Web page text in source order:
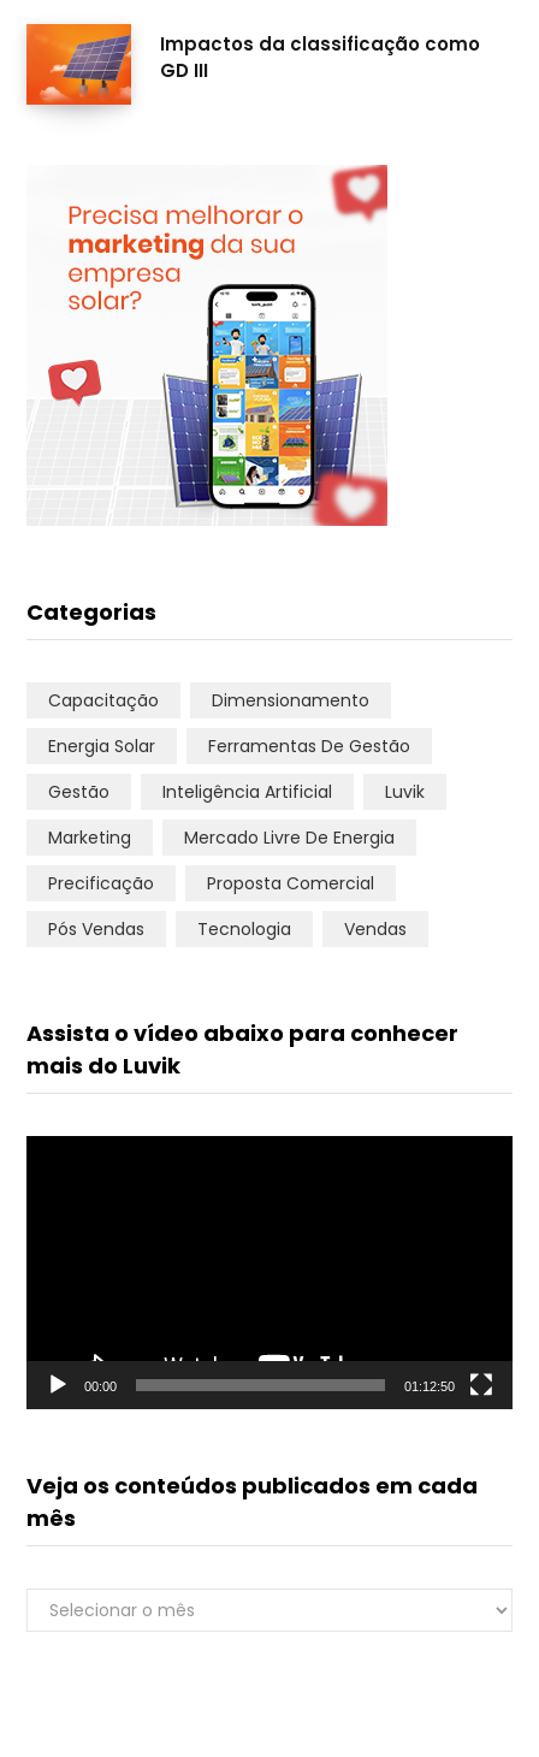
Renato do Luvik
Impactos da classificação como
GD III
Categorias
Capacitação
Dimensionamento
Energia Solar
Ferramentas De Gestão
Gestão
Inteligência Artificial
Luvik
Marketing
Mercado Livre De Energia
Precificação
Proposta Comercial
Pós Vendas
Tecnologia Vendas
Assista o vídeo abaixo para conhecer
mais do Luvik
00:00 01:12:50
Veja os conteúdos publicados em cada
mês
Veja
os